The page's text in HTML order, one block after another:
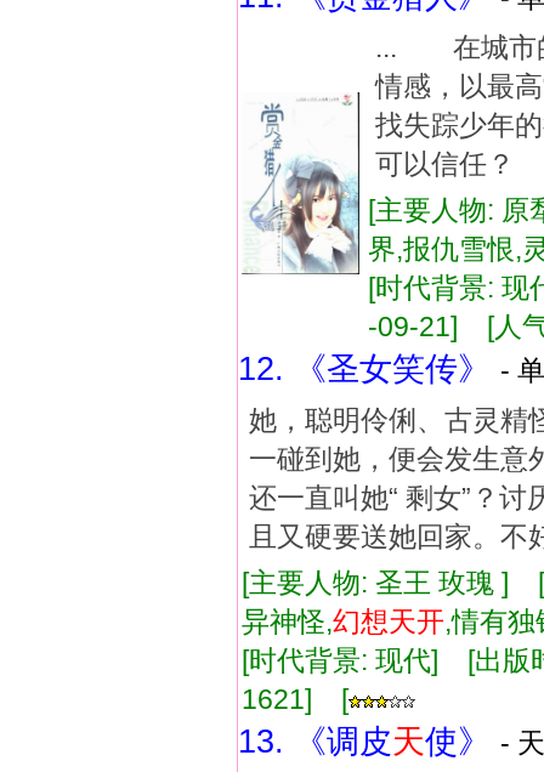
... 在城市
情感，以最
找失踪少年
可以信任？
[主要人物:
界,报仇雪恨,
[时代背景:
-09-21] [人
12. 《圣女笑传》
-
她，聪明伶俐、古灵精
一碰到她，便会发生
还一直叫她“ 剩女”？
且又硬要送她回家。不
[主要人物: 圣王 玫瑰 ]
异神怪,幻想天开,情有
[时代背景: 现代] [出
1621] [
13. 《调皮天使》
-